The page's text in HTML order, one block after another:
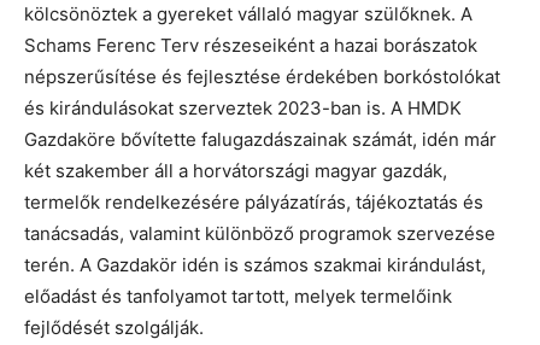
kölcsönöztek a gyereket vállaló magyar szülőknek. A
Schams Ferenc Terv részeseiként a hazai borászatok
népszerűsítése és fejlesztése érdekében borkóstolókat
és kirándulásokat szerveztek 2023-ban is. A HMDK
Gazdaköre bővítette falugazdászainak számát, idén már
két szakember áll a horvátországi magyar gazdák,
termelők rendelkezésére pályázatírás, tájékoztatás és
tanácsadás, valamint különböző programok szervezése
terén. A Gazdakör idén is számos szakmai kirándulást,
előadást és tanfolyamot tartott, melyek termelőink
fejlődését szolgálják.